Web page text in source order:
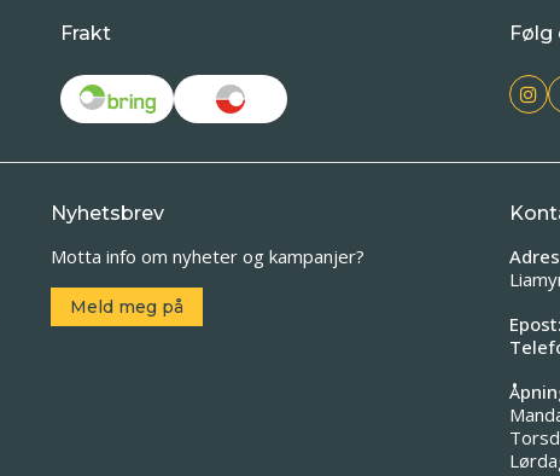
Frakt Følg
Nyhetsbrev
Motta info om nyheter og kampanjer?
Meld meg på
Epost: